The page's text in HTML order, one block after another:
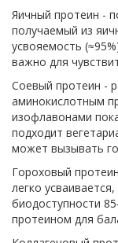
Яичный протеин -
получаемый из
усвояемость
важно для
Соевый протеин -
аминокислотным
изофлавонами
подходит
может вызывать
Гороховый протеин
легко
биодоступности
протеином для